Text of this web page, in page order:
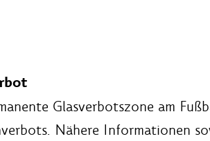
Glasverbotszone am
Nähere Informationen